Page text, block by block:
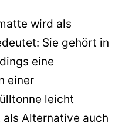
wird als
Sie gehört in
eine
einer
leicht
Alternative auch